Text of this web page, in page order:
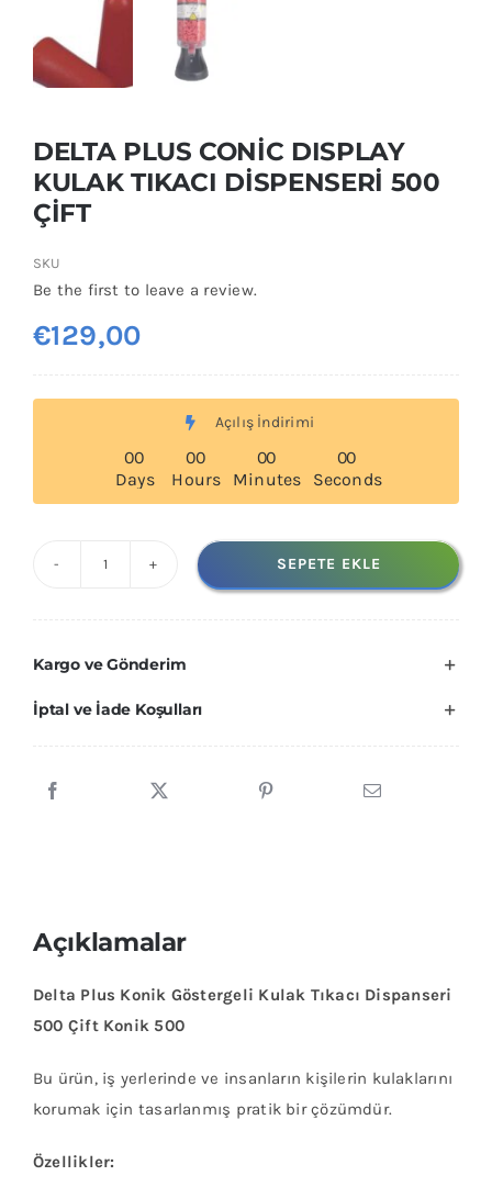
DELTA PLUS CONİC DISPLAY
KULAK TIKACI DİSPENSERİ 500
ÇİFT
SKU
Be the first to leave a review.
€129,00
Açılış İndirimi
00
Days
00
Hours
00
Minutes
00
Seconds
DISPLAY
KULAK
SEPETE EKLE
Kargo ve Gönderim
İptal ve İade Koşulları
Açıklamalar
Delta Plus Konik Göstergeli Kulak Tıkacı Dispanseri
500 Çift Konik 500
Bu ürün, iş yerlerinde ve insanların kişilerin kulaklarını
korumak için tasarlanmış pratik bir çözümdür.
Özellikler: